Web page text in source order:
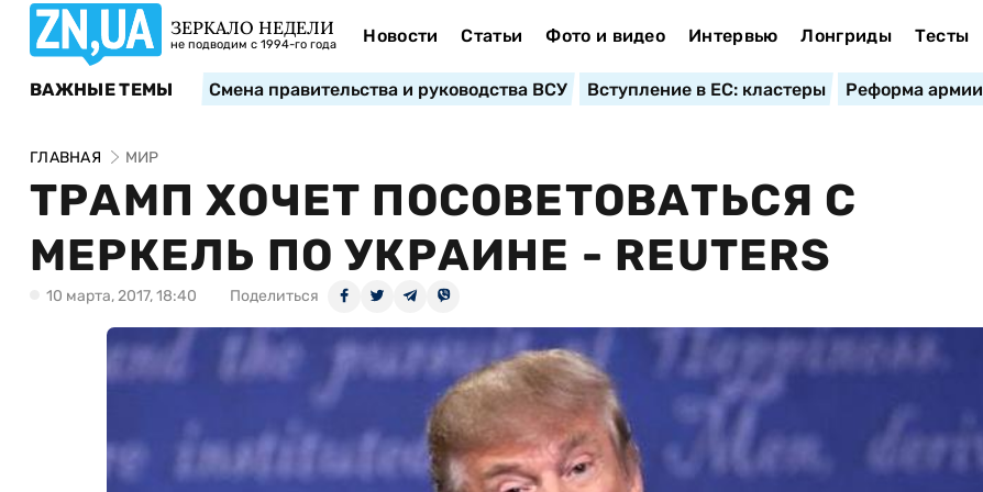
ЗЕРКАЛО НЕДЕЛИ
не подводим с 1994-го года Новости Статьи Фото и видео Интервью Лонгриды Тесты
ВАЖНЫЕ ТЕМЫ Смена правительства и руководства ВСУ Вступление в ЕС: кластеры Реформа армии
ГЛАВНАЯ МИР
ТРАМП ХОЧЕТ ПОСОВЕТОВАТЬСЯ С
МЕРКЕЛЬ ПО УКРАИНЕ - REUTERS
10 марта, 2017, 18:40 Поделиться